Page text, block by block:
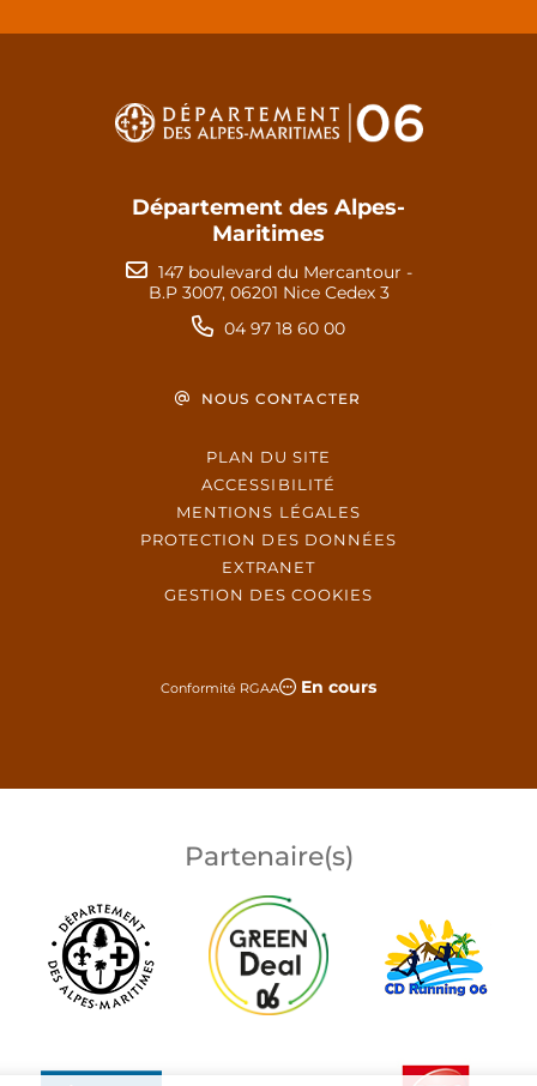
Département des Alpes-
Maritimes
147 boulevard du Mercantour -
B.P 3007, 06201 Nice Cedex 3
04 97 18 60 00
NOUS CONTACTER
PLAN DU SITE
ACCESSIBILITÉ
MENTIONS LÉGALES
PROTECTION DES DONNÉES
EXTRANET
GESTION DES COOKIES
Conformité RGAA En cours
Partenaire(s)